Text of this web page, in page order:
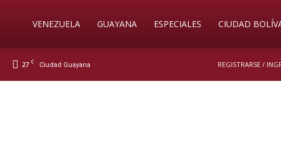
SoyVENEZUELA GUAYANA ESPECIALES CIUDAD
27 C Ciudad Guayana REGISTRARSE /